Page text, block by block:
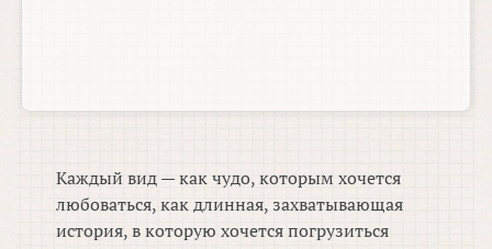
Каждый вид — как чудо, которым хочется
любоваться, как длинная, захватывающая
история, в которую хочется погрузиться